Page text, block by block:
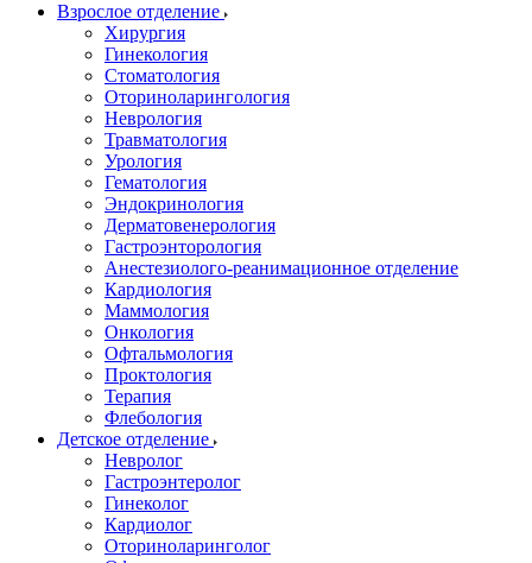
Взрослое отделение
Хирургия
Гинекология
Стоматология
Оториноларингология
Неврология
Травматология
Урология
Гематология
Эндокринология
Дерматовенерология
Гастроэнторология
Анестезиолого-реанимационное отделение
Кардиология
Маммология
Онкология
Офтальмология
Проктология
Терапия
Флебология
Детское отделение
Невролог
Гастроэнтеролог
Гинеколог
Кардиолог
Оториноларинголог